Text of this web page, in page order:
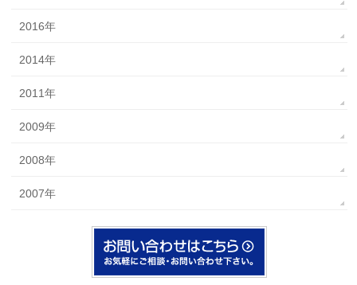
2016年
2014年
2011年
2009年
2008年
2007年